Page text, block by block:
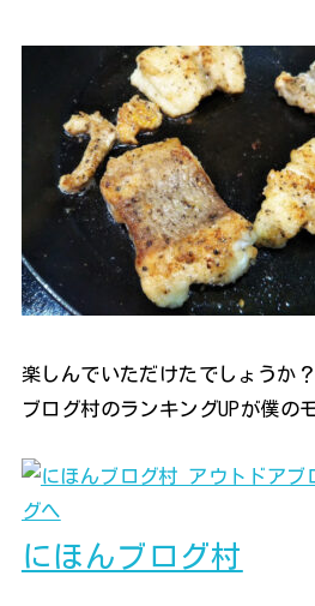
楽しんでいただけたでしょうか？
ブログ村のランキングUPが僕の
にほんブログ村